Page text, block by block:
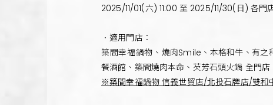
2025/11/01(六) 11:00 至 2025/11/30(日) 各門
．適用門店：
築間幸福鍋物、 燒肉Smile、本格和牛、有之
餐酒館、築間燒肉本命、芡芳石頭火鍋 全門店
※築間幸福鍋物 信義世貿店/北投石牌店/雙